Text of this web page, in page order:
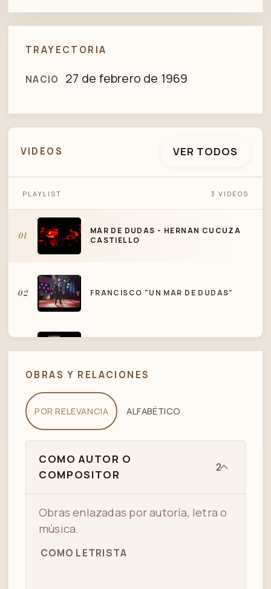
TRAYECTORIA
NACIO 27 de febrero de 1969
VIDEOS VER TODOS
PLAYLIST 3 VIDEOS
01
MAR DE DUDAS - HERNAN CUCUZA
CASTIELLO
02 FRANCISCO "UN MAR DE DUDAS"
03
OBRAS Y RELACIONES
POR RELEVANCIA ALFABÉTICO
COMO AUTOR O
COMPOSITOR
2
Obras enlazadas por autoría, letra o
música.
COMO LETRISTA